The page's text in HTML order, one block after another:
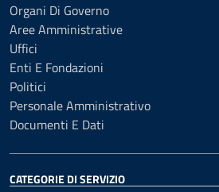
Organi Di Governo
Aree Amministrative
Uffici
Enti E Fondazioni
Politici
Personale Amministrativo
Documenti E Dati
CATEGORIE DI SERVIZIO